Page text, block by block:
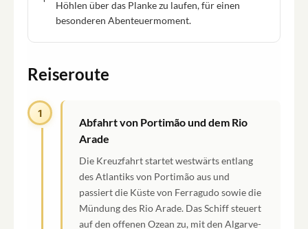
Höhlen über das Planke zu laufen, für einen
besonderen Abenteuermoment.
Reiseroute
1
Abfahrt von Portimão und dem Rio
Arade
Die Kreuzfahrt startet westwärts entlang
des Atlantiks von Portimão aus und
passiert die Küste von Ferragudo sowie die
Mündung des Rio Arade. Das Schiff steuert
auf den offenen Ozean zu, mit den Algarve-